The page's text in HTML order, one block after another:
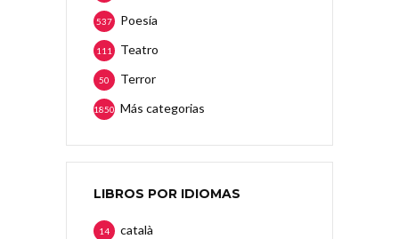
Poesía
537
Teatro
111
Terror
50
Más categorias
1850
LIBROS POR IDIOMAS
català
14